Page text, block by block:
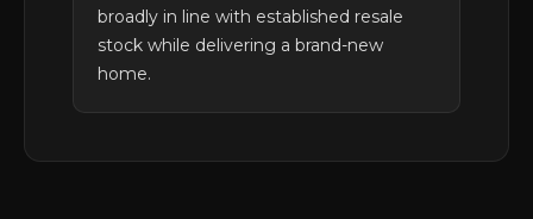
broadly in line with established resale
stock while delivering a brand-new
home.